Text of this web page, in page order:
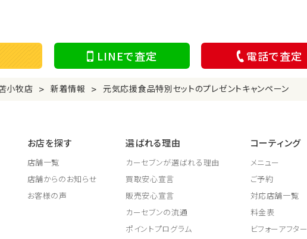
LINEで査定 電話で査定
小牧店 > 新着情報 > 元気応援食品特別セットのプレゼントキャンペーン
お店を探す
店舗一覧
店舗からのお知らせ
お客様の声
選ばれる理由
カーセブンが選ばれる理由
買取安心宣言
販売安心宣言
カーセブンの流通
ポイントプログラム
コーティング
メニュー
ご予約
対応店舗一覧
料金表
ビフォーアフター